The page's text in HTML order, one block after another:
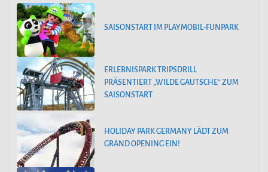
SAISONSTART IM PLAYMOBIL-FUNPARK
ERLEBNISPARK TRIPSDRILL
PRÄSENTIERT „WILDE GAUTSCHE“ ZUM
SAISONSTART
HOLIDAY PARK GERMANY LÄDT ZUM
GRAND OPENING EIN!